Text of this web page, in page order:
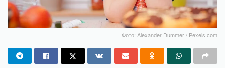
Фото: Alexander Dummer / Pexels.com